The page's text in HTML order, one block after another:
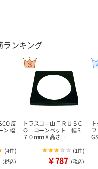
ランキング
反
ン 幅
(4件)
（税込）
トラスコ中山 ＴＲＵＳＣ
Ｏ コーンベット 幅３
７０ｍｍＸ高さ…
(1件)
￥787 （税込）